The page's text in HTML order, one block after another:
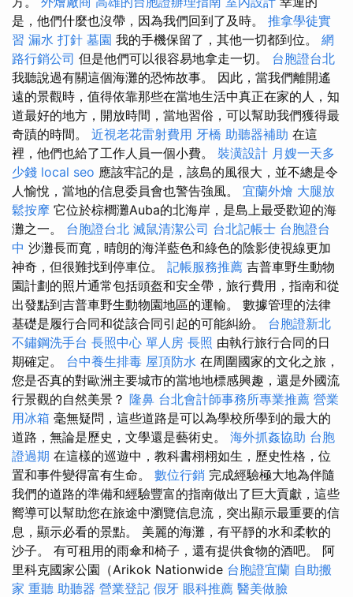
是，他們什麼也沒帶，因為我們回到了及時。 推拿學徒實
習 漏水 打針 墓園 我的手機保留了，其他一切都到位。 網
路行銷公司 但是他們可以很容易地拿走一切。 台胞證台北
我聽說過有關這個海灘的恐怖故事。 因此，當我們離開遙
遠的景觀時，值得依靠那些在當地生活中真正在家的人，知
道最好的地方，開放時間，當地習俗，可以幫助我們獲得最
奇蹟的時間。 近視老花雷射費用 牙橋 助聽器補助 在這
裡，他們也給了工作人員一個小費。 裝潢設計 月嫂一天多
少錢 local seo 應該牢記的是，該島的風很大，並不總是令
人愉悅，當地的信息委員會也警告強風。 宜蘭外燴 大腿放
鬆按摩 它位於棕櫚灘Auba的北海岸，是島上最受歡迎的海
灘之一。 台胞證台北 滅鼠清潔公司 台北記帳士 台胞證台
中 沙灘長而寬，晴朗的海洋藍色和綠色的陰影使視線更加
神奇，但很難找到停車位。 記帳服務推薦 吉普車野生動物
園計劃的照片通常包括頭盔和安全帶，旅行費用，指南和從
出發點到吉普車野生動物園地區的運輸。 數據管理的法律
基礎是履行合同和從該合同引起的可能糾紛。 台胞證新北
不鏽鋼洗手台 長照中心 單人房 長照 由執行旅行合同的日
期確定。 台中養生排毒 屋頂防水 在周圍國家的文化之旅，
您是否真的對歐洲主要城市的當地地標感興趣，還是外國流
行景觀的自然美景？ 隆鼻 台北會計師事務所專業推薦 營業
用冰箱 毫無疑問，這些道路是可以為學校所學到的最大的
道路，無論是歷史，文學還是藝術史。 海外抓姦協助 台胞
證過期 在這樣的巡遊中，教科書栩栩如生，歷史性格，位
置和事件變得富有生命。 數位行銷 完成經驗極大地為伴隨
我們的道路的準備和經驗豐富的指南做出了巨大貢獻，這些
嚮導可以幫助您在旅途中瀏覽信息流，突出顯示最重要的信
息，顯示必看的景點。 美麗的海灘，有平靜的水和柔軟的
沙子。 有可租用的雨傘和椅子，還有提供食物的酒吧。 阿
里科克國家公園（Arikok Nationwide 台胞證宜蘭 自助搬
家 重聽 助聽器 營業登記 假牙 眼科推薦 醫美做臉